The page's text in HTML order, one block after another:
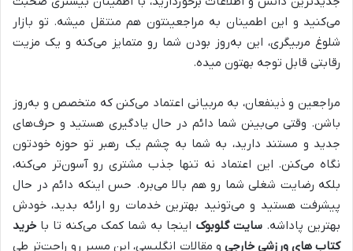
می‌کنید و این اطمینان به مراجعینتون هم منتقل میشه. تو بازار
شلوغ مربیگری، این به‌روز بودن شما رو متمایز می‌کنه و یک مزیت
رقابتی قابل توجه بهتون میده.
مراجعین و ذینفعان، به مربیانی اعتماد می‌کنن که متخصص و به‌روز
باشن. وقتی می‌بینن شما دائم در حال یادگیری هستید و حرف‌های
جدید و مستند دارید، به شما به چشم یک رهبر تو حوزه خودتون
نگاه می‌کنن. این اعتماد نه تنها جذب مشتری رو آسون‌تر می‌کنه،
بلکه رضایت شغلی شما رو هم بالا می‌بره. حس اینکه دائم در حال
پیشرفت هستید و می‌تونید بهترین خدمات رو ارائه بدید، خودش
بهترین پاداشه. سایت گلوبوک اینجا به شما کمک می‌کنه تا با خرید
کتاب های ورزشی خارجی و مقالات انگلیسی، این مسیر رو راحت‌تر طی